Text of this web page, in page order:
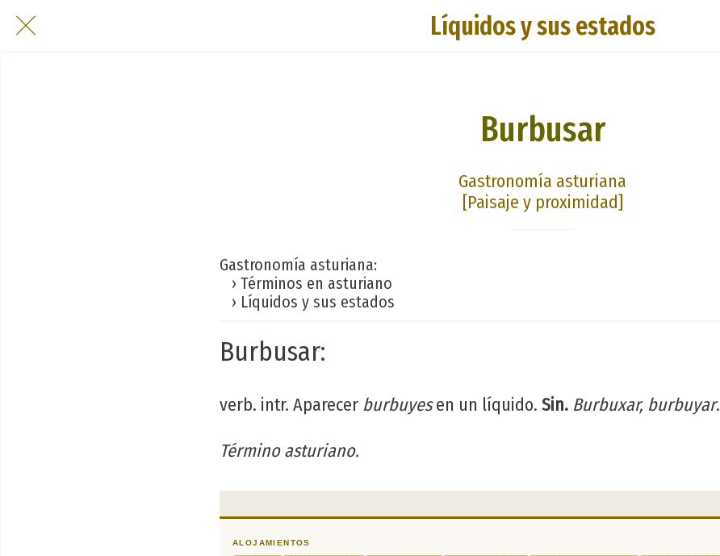
Líquidos y sus estados
Burbusar
Gastronomía asturiana
[Paisaje y proximidad]
Gastronomía asturiana:
› Términos en asturiano
› Líquidos y sus estados
Burbusar:
verb. intr. Aparecer burbuyesen un líquido. Sin. Burbuxar, burbuyar.
Término asturiano.